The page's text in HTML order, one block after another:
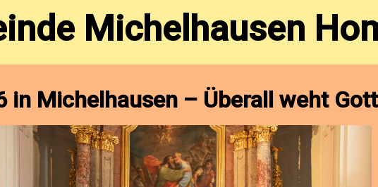
Michelhausen
in Michelhausen – Überall weht